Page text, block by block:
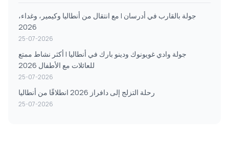
جولة بالقارب في أدرسان | مع انتقال من أنطاليا وكيمير، وغداء،
2026
25-07-2026
جولة وادي غويونوك ودينو بارك في أنطاليا | أكثر نشاط ممتع
للعائلات مع الأطفال 2026
25-07-2026
رحلة التزلج إلى دافراز 2026 انطلاقًا من أنطاليا
25-07-2026